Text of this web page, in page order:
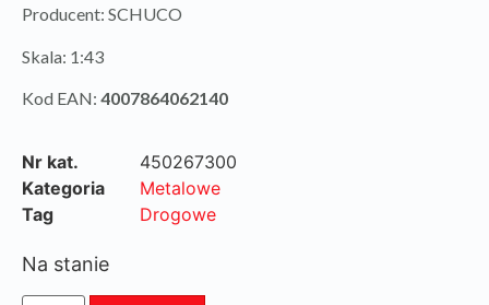
Producent: SCHUCO
Skala: 1:43
Kod EAN: 4007864062140
Nr kat.
450267300
Kategoria
Metalowe
Tag
Drogowe
Na stanie